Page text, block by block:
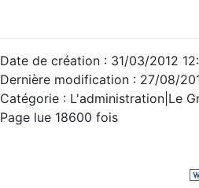
Date de création : 31/03/2012
Dernière modification : 27/08/
Catégorie : L'administration|Le
Page lue 18600 fois